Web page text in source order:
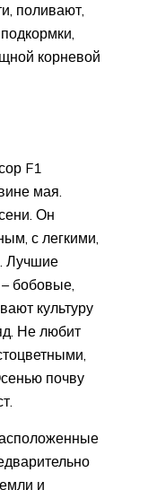
поливают,
корневой
F1
мая.
Он
с легкими,
Лучшие
бобовые,
культуру
Не любит
почву
и